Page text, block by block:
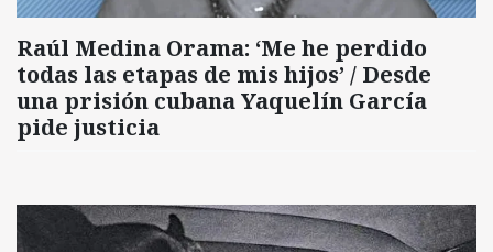
Raúl Medina Orama: ‘Me he perdido
todas las etapas de mis hijos’ / Desde
una prisión cubana Yaquelín García
pide justicia